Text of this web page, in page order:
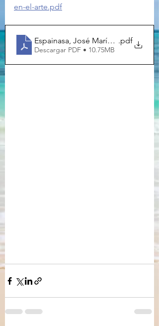
en-el-arte.pdf
Espainasa, José María. La ciudad
.pdf
Descargar PDF • 10.75MB